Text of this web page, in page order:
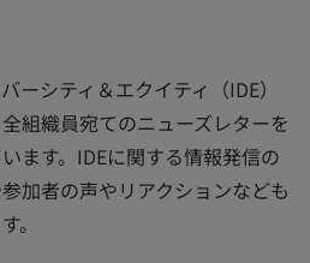
ーシティ＆エクイティ（IDE）
組織員宛てのニューズレターを
ます。IDEに関する情報発信の
加者の声やリアクションなども
。